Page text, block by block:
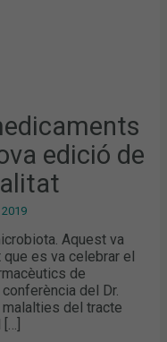
edició de
Aquest va
es va celebrar el
de
del Dr.
malalties del tracte